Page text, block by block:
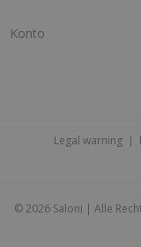
Konto
Legal warning|
©2026 Saloni | Alle